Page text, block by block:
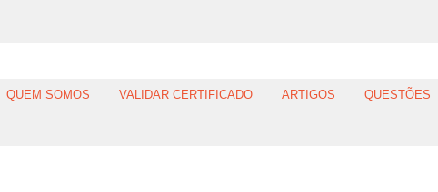
QUEM SOMOS VALIDAR CERTIFICADO ARTIGOS QUESTÕES